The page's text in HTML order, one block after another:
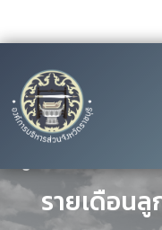
คู่มือประชาช
รายเดือนลู